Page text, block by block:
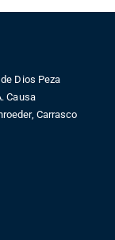
Dios Peza
Causa
Carrasco